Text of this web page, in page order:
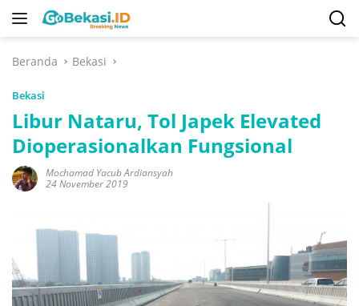
Langsung
Beranda
Bekasi
Bekasi
Libur Nataru, Tol Japek Elevated
Dioperasionalkan Fungsional
Mochamad Yacub Ardiansyah
24 November 2019